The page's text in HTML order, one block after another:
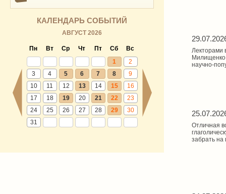
КАЛЕНДАРЬ СОБЫТИЙ
АВГУСТ 2026
Пн Вт Ср Чт Пт Сб
Вс
1
2
3
4 5 6 7 8
9
10
11 12 13 14 15
16
17
18 19 20 21 22
23
24
25 26 27 28 29
30
31
Лекторами
научно-
Отличная
забрать на